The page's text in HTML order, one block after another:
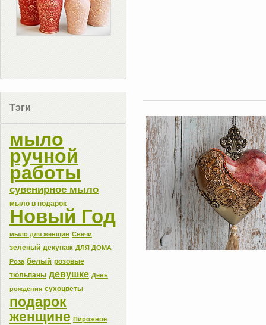
Тэги
мыло
ручной
работы
сувенирное мыло
мыло в подарок
Новый Год
мыло для женщин Свечи
зеленый декупаж ДЛЯ ДОМА
Роза белый розовые
тюльпаны девушке День
рождения сухоцветы
подарок
женщине Пирожное